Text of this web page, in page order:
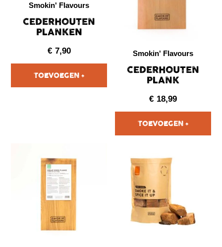
Smokin' Flavours
CEDERHOUTEN
PLANKEN
€ 7,90 Smokin' Flavours
CEDERHOUTEN
PLANK
€ 18,99